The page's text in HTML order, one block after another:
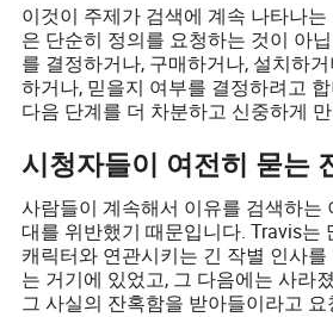
이것이 주제가 검색에 계속 나타나
은 단순히 정의를 요청하는 것이 아
를 결정하거나, 구매하거나, 설치하
하거나, 믿을지 여부를 결정하려고
다음 단계를 더 차분하고 신중하게
시청자들이 여전히 묻는
사람들이 계속해서 이유를 검색하는
대를 위반했기 때문입니다. Travis는
캐릭터와 연관시키는 긴 작별 인사
는 거기에 있었고, 그 다음에는 사라
그 사실의 잔혹함을 받아들이라고